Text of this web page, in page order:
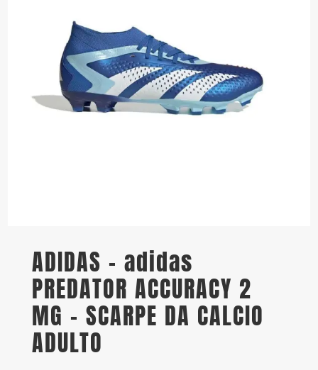
ADIDAS – adidas
PREDATOR ACCURACY 2
MG – SCARPE DA CALCIO
ADULTO